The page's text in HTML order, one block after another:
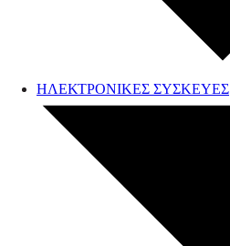
ΗΛΕΚΤΡΟΝΙΚΕΣ ΣΥΣΚΕΥΕΣ